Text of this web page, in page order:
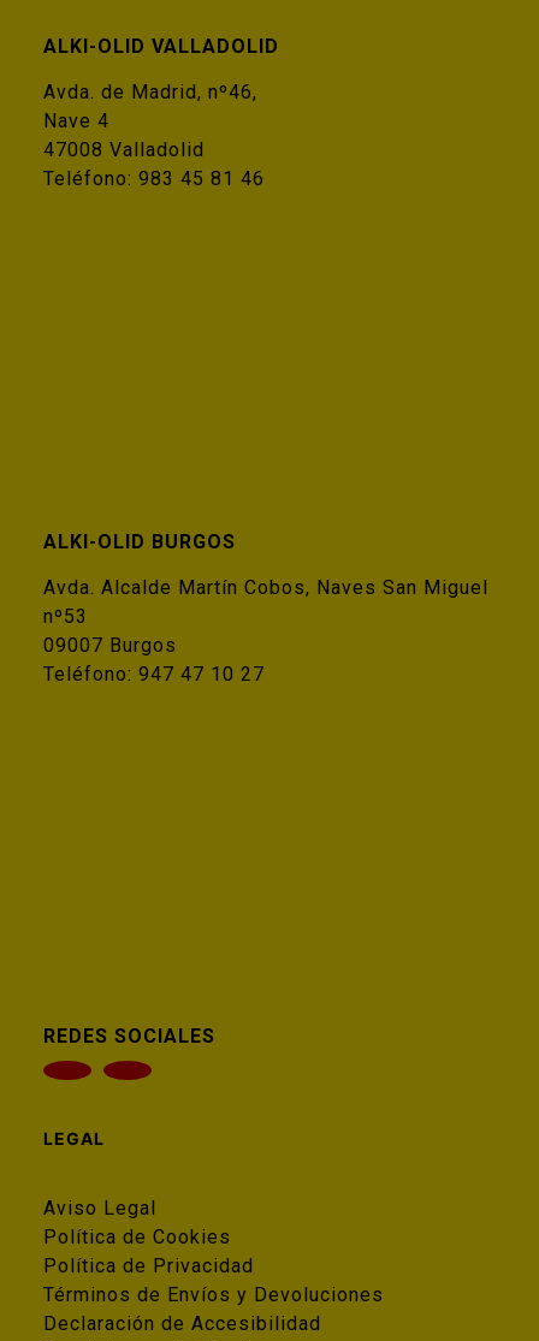
ALKI-OLID VALLADOLID
Avda. de Madrid, nº46,
Nave 4
47008 Valladolid
Teléfono: 983 45 81 46
ALKI-OLID BURGOS
Avda. Alcalde Martín Cobos, Naves San Miguel
nº53
09007 Burgos
Teléfono: 947 47 10 27
REDES SOCIALES
LEGAL
Aviso Legal
Política de Cookies
Política de Privacidad
Términos de Envíos y Devoluciones
Declaración de Accesibilidad